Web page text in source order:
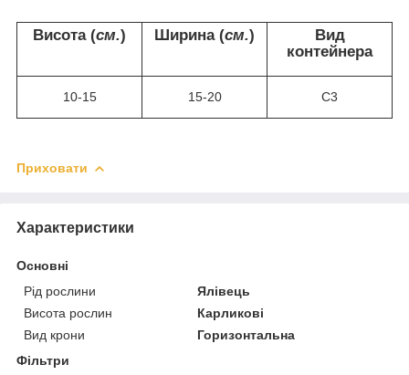
Висота (см.) Ширина (см.)
Вид
контейнера
10-15 15-20 С3
Приховати
Характеристики
Основні
Рід рослини
Ялівець
Висота рослин
Карликові
Вид крони
Горизонтальна
Фільтри